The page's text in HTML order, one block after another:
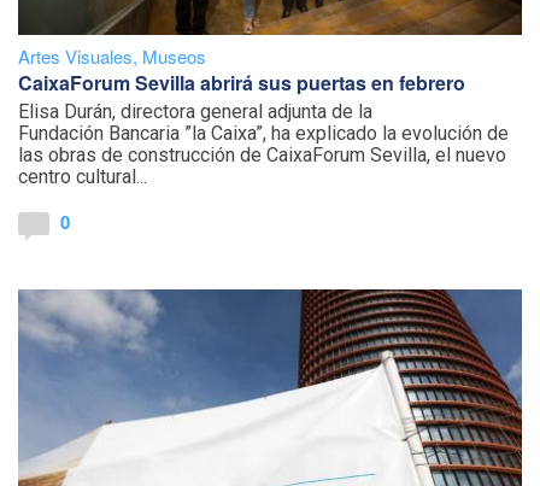
Artes Visuales, Museos
CaixaForum Sevilla abrirá sus puertas en febrero
Elisa Durán, directora general adjunta de la
Fundación Bancaria ”la Caixa”, ha explicado la evolución de
las obras de construcción de CaixaForum Sevilla, el nuevo
centro cultural...
0